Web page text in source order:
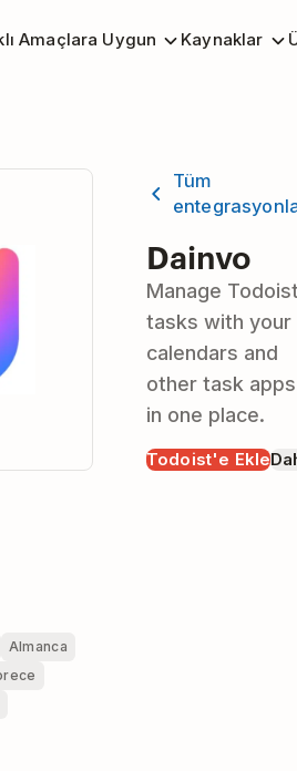
Amaçlara Uygun Kaynaklar
Tüm
Dainvo
Manage
tasks with your
calendars and
other task apps
in one place.
Todoist'e Ekle
Almanca